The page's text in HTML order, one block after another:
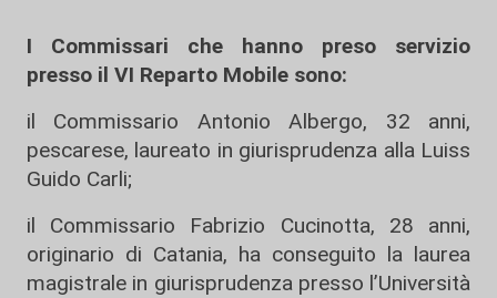
I Commissari che hanno preso servizio
presso il VI Reparto Mobile sono:
il Commissario Antonio Albergo, 32 anni,
pescarese, laureato in giurisprudenza alla Luiss
Guido Carli;
il Commissario Fabrizio Cucinotta, 28 anni,
originario di Catania, ha conseguito la laurea
magistrale in giurisprudenza presso l’Università